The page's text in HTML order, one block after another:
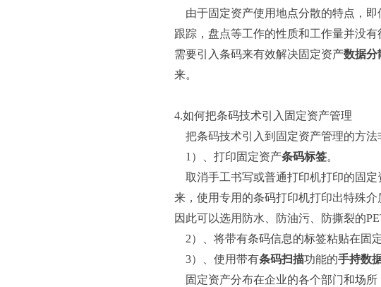
由于固定资产使用地点分散的特点，即
跟踪，盘点等工作的性质和工作量并没
需要引入条码来有效解决固定资产数据分
来。
4.如何把条码技术引入固定资产管理
把条码技术引入到固定资产管理的方法
1）、打印固定资产条码标签。
取消手工书写或普通打印机打印的固定
来，使用专用的条码打印机打印出特殊
因此可以选用防水、防油污、防撕裂的
2）、将带有条码信息的标签粘贴在固定
3）、使用带有条码扫描功能的手持数
固定资产分布在企业的各个部门和场所